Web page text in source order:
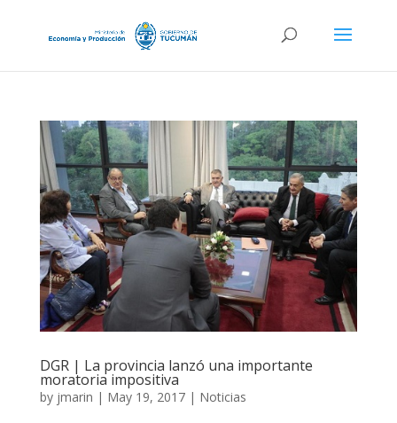
DGR | La provincia lanzó una importante
moratoria impositiva
by jmarin | May 19, 2017| Noticias